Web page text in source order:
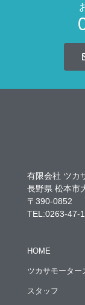
有限会社 ツカ
長野県 松本市
〒390-0852
TEL:0263-47-
HOME
ツカサモーター
スタッフ